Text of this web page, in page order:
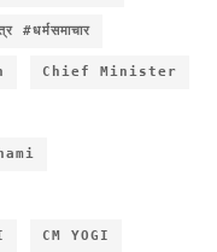
#धर्मसमाचार
Chief Minister
CM YOGI